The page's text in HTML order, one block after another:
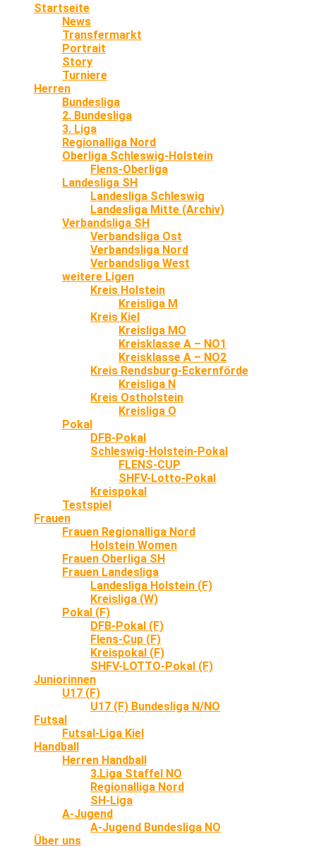
Startseite
News
Transfermarkt
Portrait
Story
Turniere
Herren
Bundesliga
2. Bundesliga
3. Liga
Regionalliga Nord
Oberliga Schleswig-Holstein
Flens-Oberliga
Landesliga SH
Landesliga Schleswig
Landesliga Mitte (Archiv)
Verbandsliga SH
Verbandsliga Ost
Verbandsliga Nord
Verbandsliga West
weitere Ligen
Kreis Holstein
Kreisliga M
Kreis Kiel
Kreisliga MO
Kreisklasse A – NO1
Kreisklasse A – NO2
Kreis Rendsburg-Eckernförde
Kreisliga N
Kreis Ostholstein
Kreisliga O
Pokal
DFB-Pokal
Schleswig-Holstein-Pokal
FLENS-CUP
SHFV-Lotto-Pokal
Kreispokal
Testspiel
Frauen
Frauen Regionalliga Nord
Holstein Women
Frauen Oberliga SH
Frauen Landesliga
Landesliga Holstein (F)
Kreisliga (W)
Pokal (F)
DFB-Pokal (F)
Flens-Cup (F)
Kreispokal (F)
SHFV-LOTTO-Pokal (F)
Juniorinnen
U17 (F)
U17 (F) Bundesliga N/NO
Futsal
Futsal-Liga Kiel
Handball
Herren Handball
3.Liga Staffel NO
Regionalliga Nord
SH-Liga
A-Jugend
A-Jugend Bundesliga NO
Über uns